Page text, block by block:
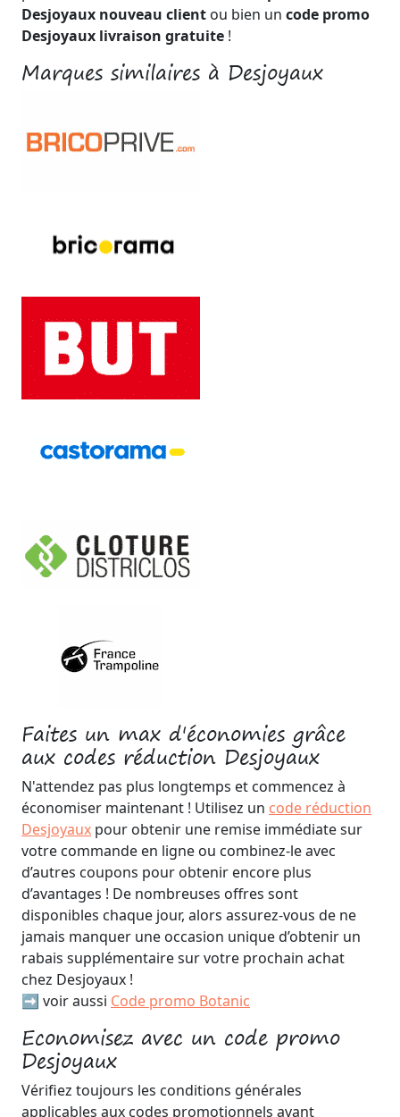
Desjoyaux nouveau client ou bien un code promo
Desjoyaux livraison gratuite !
Marques similaires à Desjoyaux
Faites un max d'économies grâce
aux codes réduction Desjoyaux
N'attendez pas plus longtemps et commencez à
économiser maintenant ! Utilisez un code réduction
Desjoyaux pour obtenir une remise immédiate sur
votre commande en ligne ou combinez-le avec
d’autres coupons pour obtenir encore plus
d’avantages ! De nombreuses offres sont
disponibles chaque jour, alors assurez-vous de ne
jamais manquer une occasion unique d’obtenir un
rabais supplémentaire sur votre prochain achat
chez Desjoyaux !
➡️ voir aussi Code promo Botanic
Economisez avec un code promo
Desjoyaux
Vérifiez toujours les conditions générales
applicables aux codes promotionnels avant